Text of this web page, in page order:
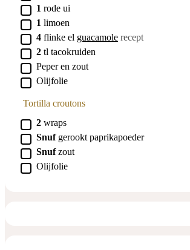
▢
1 rode ui
▢
1 limoen
▢
4 flinke el guacamole recept
▢
2 tl tacokruiden
▢
Peper en zout
▢
Olijfolie
Tortilla croutons
▢
2 wraps
▢
Snuf gerookt paprikapoeder
▢
Snufzout
▢
Olijfolie